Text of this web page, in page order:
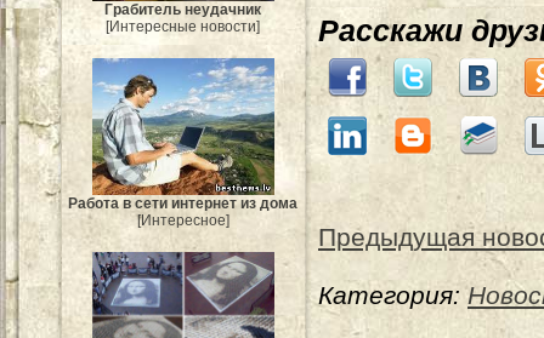
Грабитель неудачник
[Интересные новости]
Работа в сети интернет из дома
[Интересное]
Расскажи
Предыдущая
Категория: